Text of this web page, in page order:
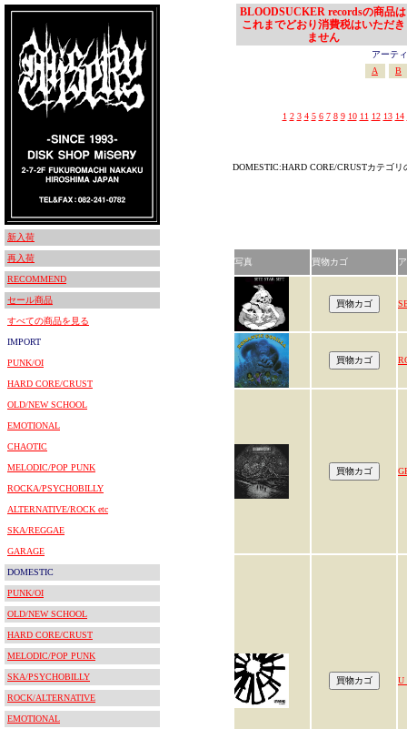
新入荷
再入荷
RECOMMEND
セール商品
すべての商品を見る
IMPORT
PUNK/OI
HARD CORE/CRUST
OLD/NEW SCHOOL
EMOTIONAL
CHAOTIC
MELODIC/POP PUNK
ROCKA/PSYCHOBILLY
ALTERNATIVE/ROCK etc
SKA/REGGAE
GARAGE
DOMESTIC
PUNK/OI
OLD/NEW SCHOOL
HARD CORE/CRUST
MELODIC/POP PUNK
SKA/PSYCHOBILLY
ROCK/ALTERNATIVE
EMOTIONAL
BLOODSUCKER recordsの商品は
これまでどおり消費税はいただき
ません
アーテ
A
B
1 2 3 4 5 6 7 8 9 10 11 12 13 14
DOMESTIC:HARD CORE/CRUSTカテゴ
写真 買物カゴ
U